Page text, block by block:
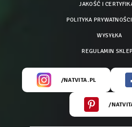
JAKOŚĆ I
POLITYKA
WYSYŁKA
REGULAMIN
/NATVITA.PL
/